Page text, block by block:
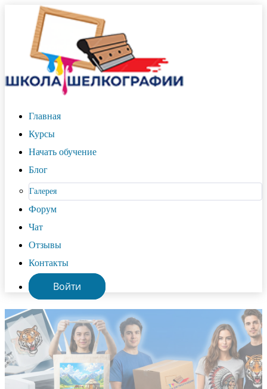
Главная
Курсы
Начать обучение
Блог
Галерея
Форум
Чат
Отзывы
Контакты
Войти